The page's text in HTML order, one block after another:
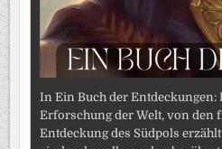
In Ein Buch der Entdeckungen:
Erforschung der Welt, von den
Entdeckung des Südpols